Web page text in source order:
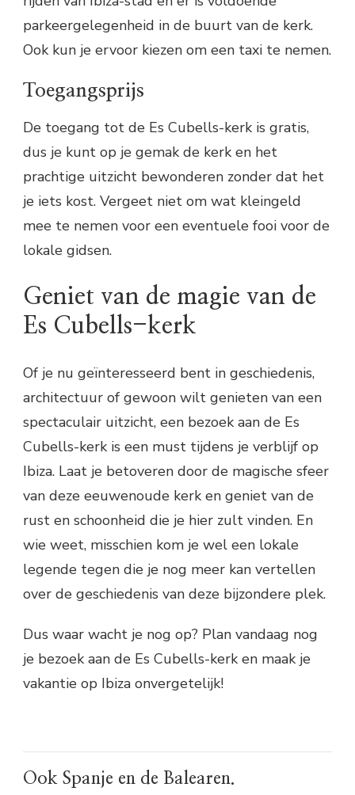
parkeergelegenheid in de buurt van de kerk.
Ook kun je ervoor kiezen om een taxi te nemen.
Toegangsprijs
De toegang tot de Es Cubells-kerk is gratis,
dus je kunt op je gemak de kerk en het
prachtige uitzicht bewonderen zonder dat het
je iets kost. Vergeet niet om wat kleingeld
mee te nemen voor een eventuele fooi voor de
lokale gidsen.
Geniet van de magie van de
Es Cubells-kerk
Of je nu geïnteresseerd bent in geschiedenis,
architectuur of gewoon wilt genieten van een
spectaculair uitzicht, een bezoek aan de Es
Cubells-kerk is een must tijdens je verblijf op
Ibiza. Laat je betoveren door de magische sfeer
van deze eeuwenoude kerk en geniet van de
rust en schoonheid die je hier zult vinden. En
wie weet, misschien kom je wel een lokale
legende tegen die je nog meer kan vertellen
over de geschiedenis van deze bijzondere plek.
Dus waar wacht je nog op? Plan vandaag nog
je bezoek aan de Es Cubells-kerk en maak je
vakantie op Ibiza onvergetelijk!
Ook Spanje en de Balearen.